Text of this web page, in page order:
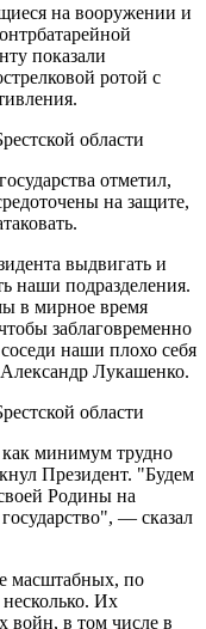
на вооружении и
показали
ротой с
отметил,
на защите,
выдвигать и
наши подразделения.
в мирное время
заблаговременно
наши плохо себя
Лукашенко.
минимум трудно
Президент. "Будем
Родины на
— сказал
масштабных, по
Их
войн, в том числе в